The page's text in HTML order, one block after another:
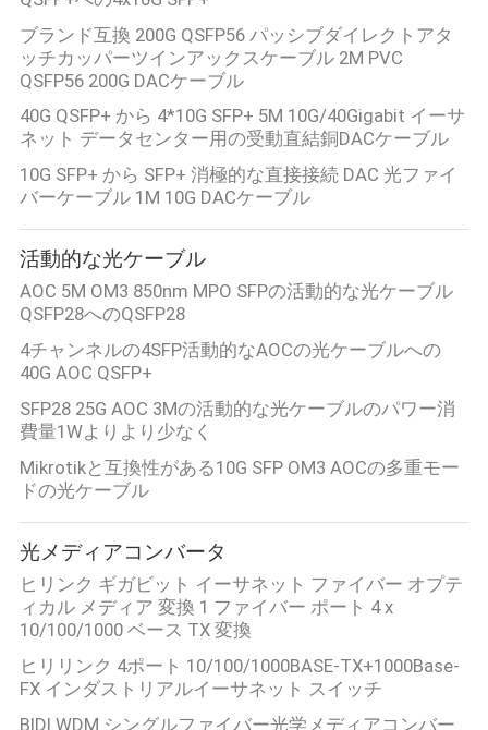
ポ
リ
シ
ー
ブランド互換 200G QSFP56 パッシブダイレクトアタ
ッチカッパーツインアックスケーブル 2M PVC
QSFP56 200G DACケーブル
40G QSFP+ から 4*10G SFP+ 5M 10G/40Gigabit イーサ
ネット データセンター用の受動直結銅DACケーブル
10G SFP+ から SFP+ 消極的な直接接続 DAC 光ファイ
バーケーブル 1M 10G DACケーブル
活動的な光ケーブル
AOC 5M OM3 850nm MPO SFPの活動的な光ケーブル
QSFP28へのQSFP28
4チャンネルの4SFP活動的なAOCの光ケーブルへの
40G AOC QSFP+
SFP28 25G AOC 3Mの活動的な光ケーブルのパワー消
費量1Wよりより少なく
Mikrotikと互換性がある10G SFP OM3 AOCの多重モー
ドの光ケーブル
光メディアコンバータ
ヒリンク ギガビット イーサネット ファイバー オプテ
ィカル メディア 変換 1 ファイバー ポート 4 x
10/100/1000 ベース TX 変換
ヒリリンク 4ポート 10/100/1000BASE-TX+1000Base-
FX インダストリアルイーサネット スイッチ
BIDI WDM シングルファイバー光学メディアコンバー